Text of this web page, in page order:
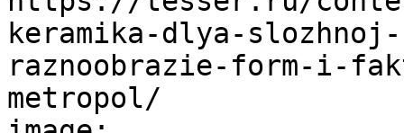
keramika-dlya-
raznoobrazie-form-i-
metropol/